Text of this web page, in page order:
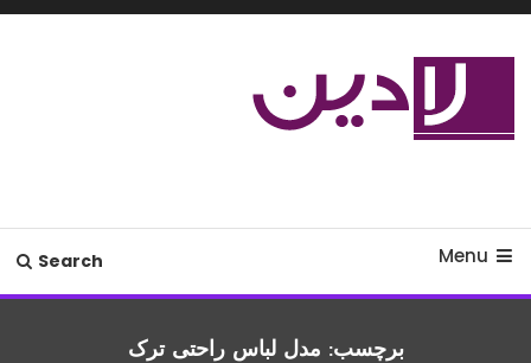
Skip
Menu
Search
برچسب: مدل لباس راحتی ترک